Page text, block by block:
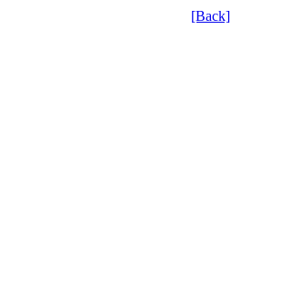
[Back]